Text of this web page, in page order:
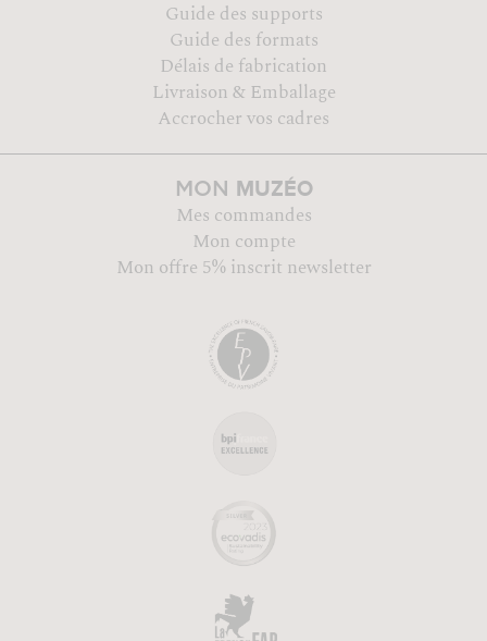
Guide des supports
Guide des formats
Délais de fabrication
Livraison & Emballage
Accrocher vos cadres
MON MUZÉO
Mes commandes
Mon compte
Mon offre 5% inscrit newsletter